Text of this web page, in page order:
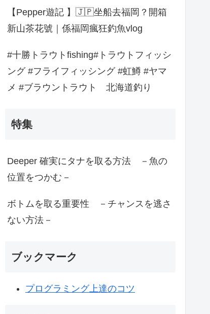
【Pepper遊記 】🇯🇵坐船去福岡？開箱
新山茶花號｜係福岡瘋狂釣魚vlog
#十勝トラウトfishing#トラウトフィッシ
ング #フライフィッシング #虹鱒 #ヤマ
メ #ブラウントラウト 北海道釣り
特集
Deeper 確実にタナを取る方法 －魚の
位置をつかむ－
ボトムを取る重要性 －チャンスを逃さ
ない方法－
ブックマーク
プログラミング上達のコツ